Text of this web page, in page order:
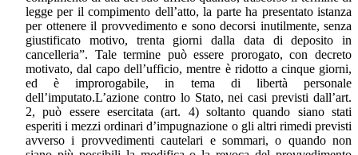
legge per il compimento dell’atto, la parte ha presentato istanza
per ottenere il provvedimento e sono decorsi inutilmente, senza
giustificato motivo, trenta giorni dalla data di deposito in
cancelleria”. Tale termine può essere prorogato, con decreto
motivato, dal capo dell’ufficio, mentre è ridotto a cinque giorni,
ed è improrogabile, in tema di libertà personale
dell’imputato.L’azione contro lo Stato, nei casi previsti dall’art.
2, può essere esercitata (art. 4) soltanto quando siano stati
esperiti i mezzi ordinari d’impugnazione o gli altri rimedi previsti
avverso i provvedimenti cautelari e sommari, o quando non